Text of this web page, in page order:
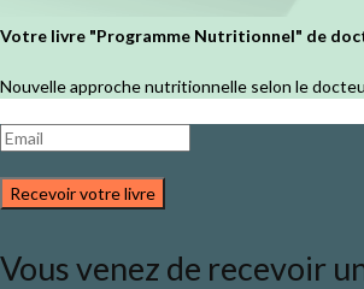
Votre livre "Programme Nutritionnel" de
Nouvelle approche nutritionnelle selon le
Recevoir votre livre
Vous venez de recevoir